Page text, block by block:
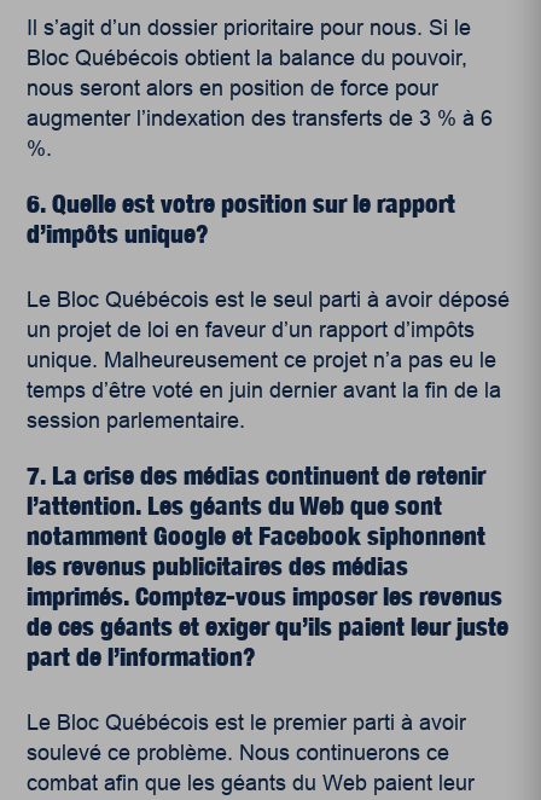
Il s’agit d’un dossier prioritaire pour nous. Si le
Bloc Québécois obtient la balance du pouvoir,
nous seront alors en position de force pour
augmenter l’indexation des transferts de 3 % à 6
%.
6. Quelle est votre position sur le rapport
d’impôts unique?
Le Bloc Québécois est le seul parti à avoir déposé
un projet de loi en faveur d’un rapport d’impôts
unique. Malheureusement ce projet n’a pas eu le
temps d’être voté en juin dernier avant la fin de la
session parlementaire.
7. La crise des médias continuent de retenir
l’attention. Les géants du Web que sont
notamment Google et Facebook siphonnent
les revenus publicitaires des médias
imprimés. Comptez-vous imposer les revenus
de ces géants et exiger qu’ils paient leur juste
part de l’information?
Le Bloc Québécois est le premier parti à avoir
soulevé ce problème. Nous continuerons ce
combat afin que les géants du Web paient leur